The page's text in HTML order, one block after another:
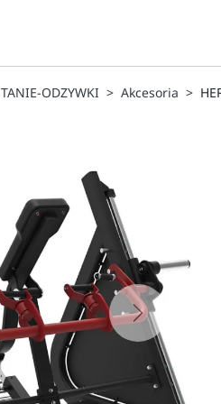
TANIE-ODZYWKI Akcesoria
Next